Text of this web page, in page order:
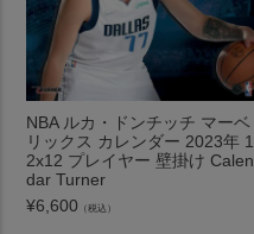
NBA ルカ・ドンチッチ マーベ
リックス カレンダー 2023年 1
2x12 プレイヤー 壁掛け Calen
dar Turner
¥6,600 （税込）